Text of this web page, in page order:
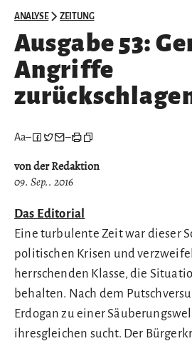
ANALYSE ZEITUNG
Ausgabe 53:
Angriffe
Aa– –
von der Redaktion
09. Sep.. 2016
Das Editorial
Eine turbulente Zeit war dieser
politischen Krisen und
herrschenden Klasse, die
behalten. Nach dem
Erdogan zu einer
ihresgleichen sucht. Der